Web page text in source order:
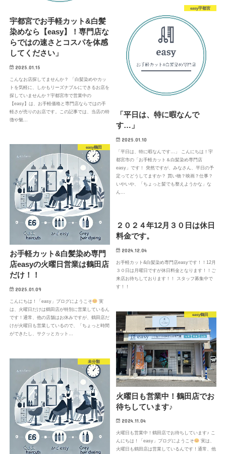
宇都宮でお手軽カット&白髪
染めなら【easy】！専門店な
らではの速さとコスパを体感
してください」
2025.01.15
こんなお店探してませんか？ 「白髪染めやカッ
トを気軽に、しかもリーズナブルにできるお店を
探していませんか？宇都宮市で営業中の
【easy】は、お手軽価格と専門店ならではの手
軽さが売りのお店です。この記事では、当店の特
徴や魅…
easy宇都宮
「平日は、特に暇なんで
す…」
2025.01.10
「平日は、特に暇なんです…」 こんにちは！宇
都宮市の「お手軽カット＆白髪染め専門店
easy」です！ 突然ですが、みなさん、平日の予
定ってどうしてますか？ 買い物？映画？仕事？
いやいや、「ちょっと髪でも整えようかな」な
ん…
easy鶴田
お手軽カット&白髪染め専門
店easyの火曜日営業は鶴田店
だけ！！
2025.01.09
こんにちは！「easy」ブログにようこそ
実
は、火曜日だけは鶴田店が特別に営業しているん
です！通常、他の店舗はお休みですが、鶴田店だ
けが火曜日も営業しているので、「ちょっと時間
ができたし、サクッとカット…
２０２４年12月３０日は休日
料金です。
2024.12.04
お手軽カット&白髪染め専門店easyです！！12月
３０日は月曜日ですが休日料金となります！！ご
来店お待ちしております！！ スタッフ募集中で
す！！
easy鶴田
火曜日も営業中！鶴田店でお
待ちしています♪
2024.11.04
火曜日も営業中！鶴田店でお待ちしています♪ こ
んにちは！「easy」ブログにようこそ
実は、
火曜日も鶴田店は営業しているんです！通常、他
未分類